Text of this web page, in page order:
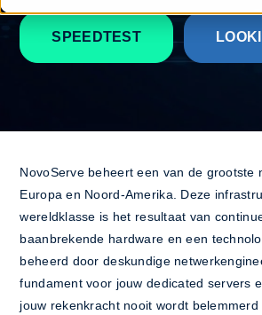
SPEEDTEST
NovoServe beheert een van de grootste
Europa en Noord-Amerika. Deze
wereldklasse is het resultaat van
baanbrekende hardware en een
beheerd door deskundige
fundament voor jouw dedicated servers
jouw rekenkracht nooit wordt